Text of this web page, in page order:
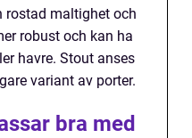
rostad maltighet och
robust och kan ha
havre. Stout anses
variant av porter.
bra med